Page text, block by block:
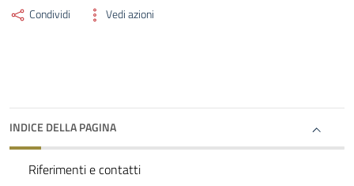
Condividi Vedi azioni
INDICE DELLA PAGINA
Riferimenti e contatti